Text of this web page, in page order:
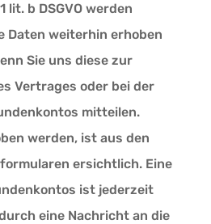
lit. b DSGVO werden
Daten weiterhin erhoben
Sie uns diese zur
Vertrages oder bei der
mitteilen.
werden, ist aus den
ersichtlich. Eine
ist jederzeit
eine Nachricht an die